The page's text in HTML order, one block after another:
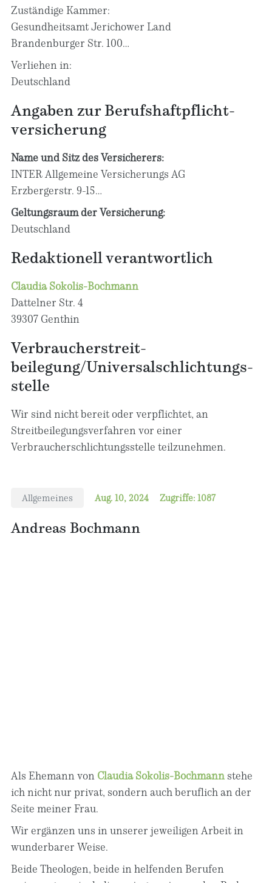
Zuständige Kammer:
Gesundheitsamt Jerichower Land
Brandenburger Str. 100
39307 Genthin
Verliehen in:
Deutschland
Angaben zur Berufs­haftpflicht­
versicherung
Name und Sitz des Versicherers:
INTER Allgemeine Versicherungs AG
Erzbergerstr. 9-15
68165 Mannheim
Telefax: 0621 / 427 944
Geltungsraum der Versicherung:
Deutschland
Redaktionell verantwortlich
Claudia Sokolis-Bochmann
Dattelner Str. 4
39307 Genthin
Verbraucher­streit­
beilegung/Universal­schlichtungs­
stelle
Wir sind nicht bereit oder verpflichtet, an
Streitbeilegungsverfahren vor einer
Verbraucherschlichtungsstelle teilzunehmen.
Allgemeines Aug. 10, 2024 Zugriffe: 1087
Andreas Bochmann
Als Ehemann von Claudia Sokolis-Bochmannstehe
ich nicht nur privat, sondern auch beruflich an der
Seite meiner Frau.
Wir ergänzen uns in unserer jeweiligen Arbeit in
wunderbarer Weise.
Beide Theologen, beide in helfenden Berufen